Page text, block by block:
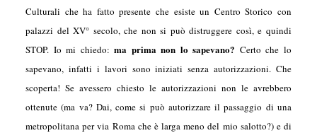
Culturali che ha fatto presente che esiste un Centro Storico con
palazzi del XV° secolo, che non si può distruggere così, e quindi
STOP. Io mi chiedo:ma prima non lo sapevano? Certo che lo
sapevano, infatti i lavori sono iniziati senza autorizzazioni. Che
scoperta! Se avessero chiesto le autorizzazioni non le avrebbero
ottenute (ma va? Dai, come si può autorizzare il passaggio di una
metropolitana per via Roma che è larga meno del mio salotto?) e di